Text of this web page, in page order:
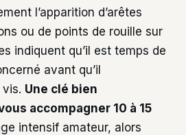
l’apparition d’arêtes
ou de points de rouille sur
indiquent qu’il est temps de
avant qu’il
vis. Une clé bien
accompagner 10 à 15
intensif amateur, alors